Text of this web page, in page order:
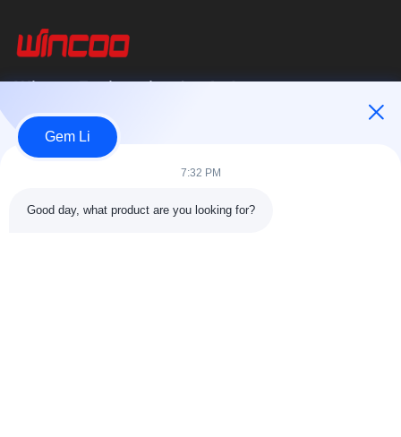
Wincoo Engineering Co., Ltd.
บริษัท วินคู เอ็นจิเนียริ่ง จำกัด (WINCOO) เชี่ยวชาญในการให้บริการ
โซลูชั่นและอุปกรณ์ที่ปรับแต่งตามความต้องการของลูกค้าในด้านการ
ผลิตท่อ,...
หน้าแรก
สินค้า
Gem Li
7:32 PM
Good day, what product are you looking for?